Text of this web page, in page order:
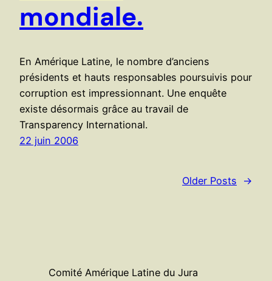
mondiale.
En Amérique Latine, le nombre d’anciens
présidents et hauts responsables poursuivis pour
corruption est impressionnant. Une enquête
existe désormais grâce au travail de
Transparency International.
22 juin 2006
Older Posts →
Comité Amérique Latine du Jura